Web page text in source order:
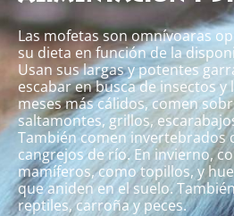
Las mofetas son omnívoaras
su dieta en función de la
Usan sus largas y potentes
escabar en busca de insectos
meses más cálidos, comen
saltamontes, grillos,
También comen invertebrados
cangrejos de río. En invierno,
mamíferos, como topillos, y
que aniden en el suelo.
reptiles, carroña y peces.